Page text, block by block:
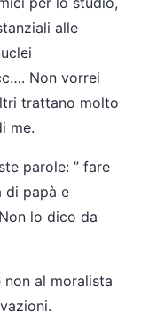
alle
Non vorrei
trattano molto
me.
parole: ” fare
di papà e
lo dico da
non al moralista